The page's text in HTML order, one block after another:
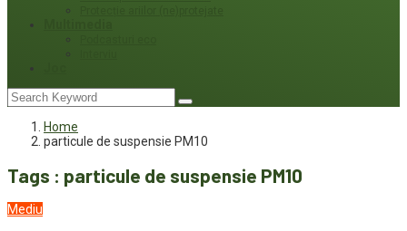
Home
particule de suspensie PM10
Tags : particule de suspensie PM10
Mediu